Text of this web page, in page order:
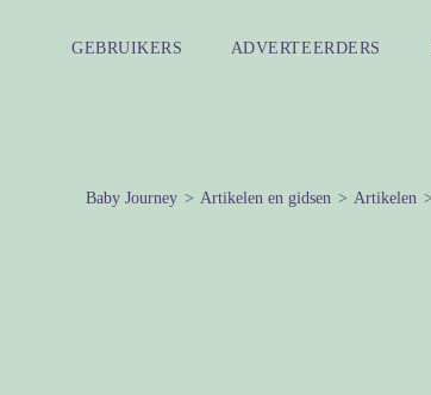
GEBRUIKERS ADVERTEERDERS
Baby Journey Artikelen en gidsen Artikelen